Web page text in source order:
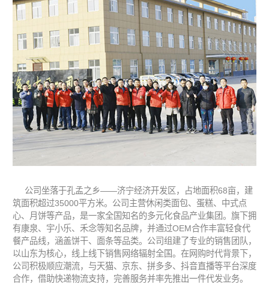
公司坐落于孔孟之乡——济宁经济开发区，占地面积68亩，建
筑面积超过35000平方米。公司主营休闲类面包、蛋糕、中式点
心、月饼等产品，是一家全国知名的多元化食品产业集团。旗下拥
有康泉、宇小乐、禾念等知名品牌，并通过OEM合作丰富轻食代
餐产品线，涵盖饼干、面条等品类。公司组建了专业的销售团队，
以山东为核心，线上线下销售网络辐射全国。在网购时代背景下，
公司积极顺应潮流，与天猫、京东、拼多多、抖音直播等平台深度
合作，借助快递物流支持，完善服务并率先推出一件代发业务。